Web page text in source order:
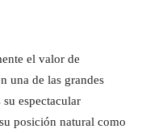
el valor de
una de las grandes
espectacular
posición natural como